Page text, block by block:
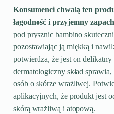
Konsumenci chwalą ten
łagodność i przyjemny
pod prysznic bambino
pozostawiając ją miękką i
potwierdza, że jest on delikatny
dermatologiczny skład
osób o skórze wrażliwej.
aplikacyjnych, że produkt jest
skórą wrażliwą i atopową.